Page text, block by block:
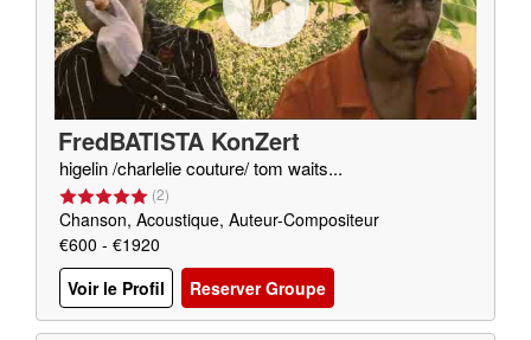
FredBATISTA KonZert
higelin /charlelie couture/ tom waits...
(2)
Chanson, Acoustique, Auteur-Compositeur
€600 - €1920
Voir le Profil
Reserver Groupe